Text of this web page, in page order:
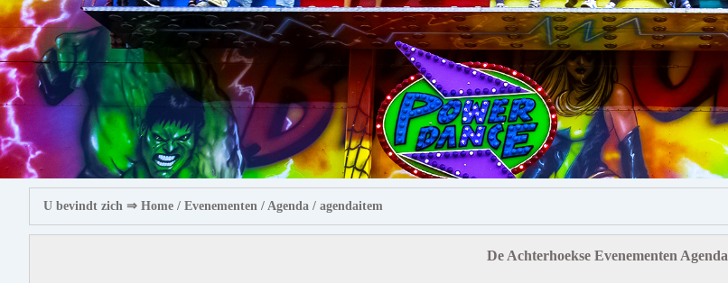
U bevindt zich ⇒ Home / Evenementen / Agenda / agendaitem
De Achterhoekse Evenementen Agenda